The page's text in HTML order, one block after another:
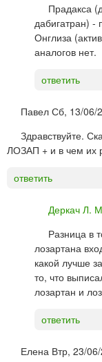
Прадакса
дабигатран) -
Онглиза
аналогов нет.
ответить
Павел Сб, 13/06/
Здравствуйте.
ЛОЗАП + и в чем их
ответить
Деркач Л.
Разница в
лозартана
какой лучше
то, что
лозартан и
ответить
Елена Втр, 23/